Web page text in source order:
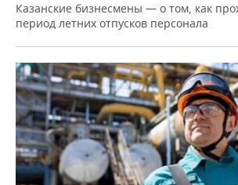
Казанские бизнесмены — о том, как
период летних отпусков персонала